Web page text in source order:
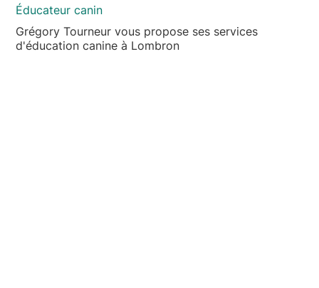
Éducateur canin
Grégory Tourneur vous propose ses services
d'éducation canine à Lombron